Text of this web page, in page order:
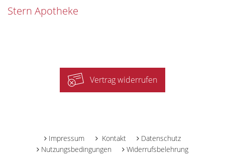
Stern Apotheke
Vertrag widerrufen
Impressum Kontakt
Datenschutz
Nutzungsbedingungen
Widerrufsbelehrung